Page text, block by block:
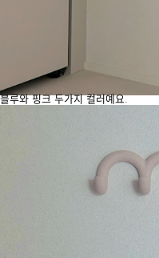
블루와 핑크 두가지 컬러예요.